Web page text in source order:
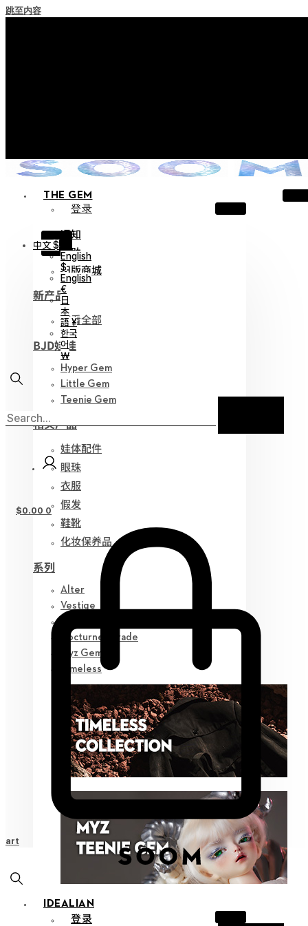
跳至内容
THE GEM
登录
X
通知
帮助
旧版商城
新产品
查看全部
BJD娃娃
Hyper Gem
Little Gem
Teenie Gem
相关产品
娃体配件
眼珠
衣服
假发
鞋靴
化妆保养品
系列
Alter
Vestige
Nocturne Parade
Myz Gem
Timeless
IDEALIAN
登录
中文 $
English
$
English
€
日
本
語 ¥
한국
어
￦
$0.00 0